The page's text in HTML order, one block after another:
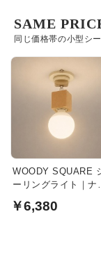
同じ価格帯の小型シ
SAME
WOODY SQUARE
ーリングライト｜ナ
￥6,380